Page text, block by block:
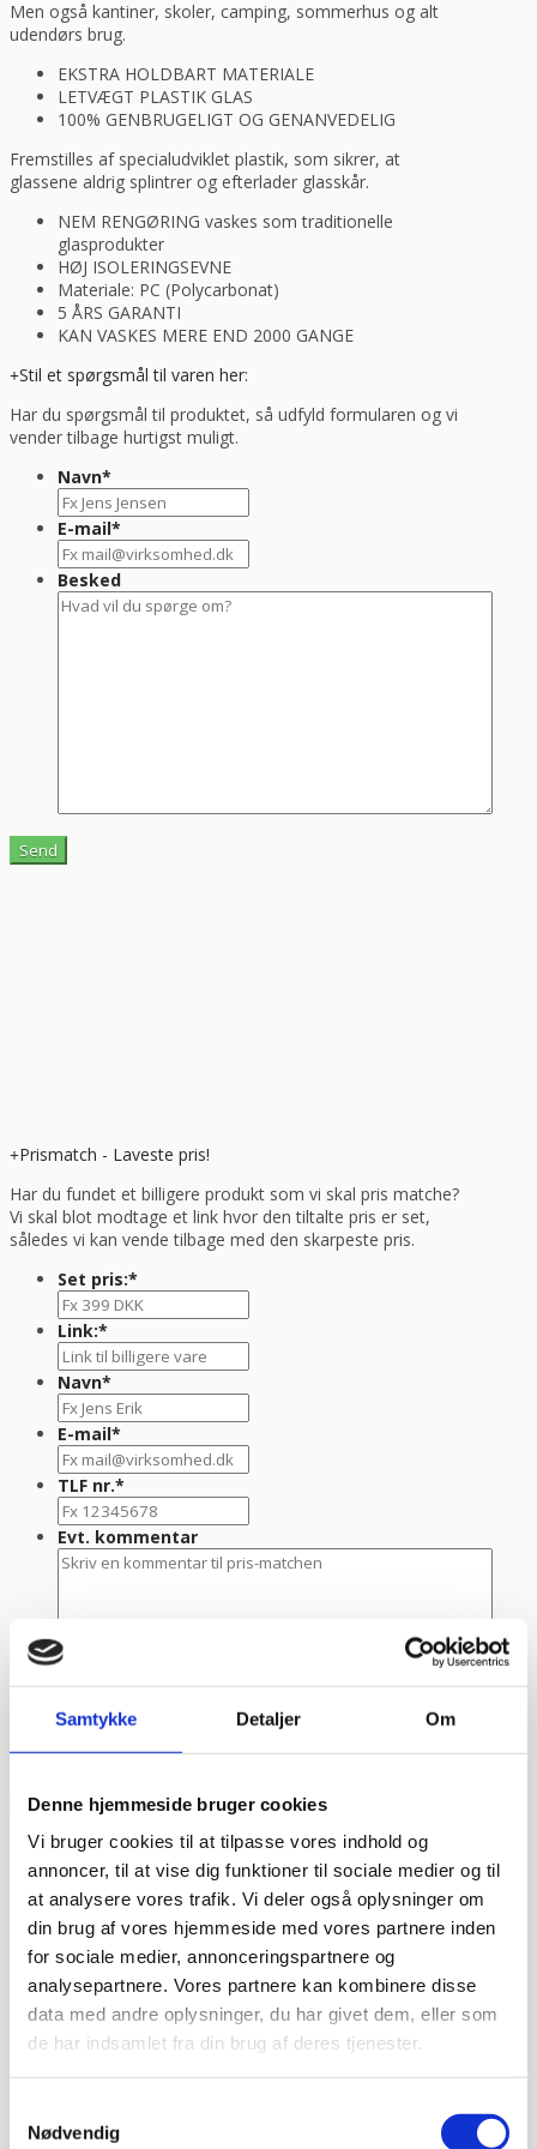
Samtykke Detaljer Om
Denne hjemmeside bruger cookies
Vi bruger cookies til at tilpasse vores indhold og
annoncer, til at vise dig funktioner til sociale medier og til
at analysere vores trafik. Vi deler også oplysninger om
din brug af vores hjemmeside med vores partnere inden
for sociale medier, annonceringspartnere og
analysepartnere. Vores partnere kan kombinere disse
data med andre oplysninger, du har givet dem, eller som
de har indsamlet fra din brug af deres tjenester.
Nødvendig
Men også kantiner, skoler, camping, sommerhus og alt
udendørs brug.
EKSTRA HOLDBART MATERIALE
LETVÆGT PLASTIK GLAS
100% GENBRUGELIGT OG GENANVEDELIG
Fremstilles af specialudviklet plastik, som sikrer, at
glassene aldrig splintrer og efterlader glasskår.
NEM RENGØRING vaskes som traditionelle
glasprodukter
HØJ ISOLERINGSEVNE
Materiale: PC (Polycarbonat)
5 ÅRS GARANTI
KAN VASKES MERE END 2000 GANGE
Stil et spørgsmål til varen her:
Har du spørgsmål til produktet, så udfyld formularen og vi
vender tilbage hurtigst muligt.
Navn*
E-mail*
Besked
Prismatch - Laveste pris!
Har du fundet et billigere produkt som vi skal pris matche?
Vi skal blot modtage et link hvor den tiltalte pris er set,
således vi kan vende tilbage med den skarpeste pris.
Set pris:*
Link:*
Navn*
E-mail*
TLF nr.*
Evt. kommentar